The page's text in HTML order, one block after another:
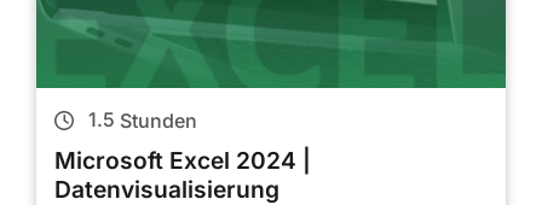
1.5 Stunden
Microsoft Excel 2024 |
Datenvisualisierung